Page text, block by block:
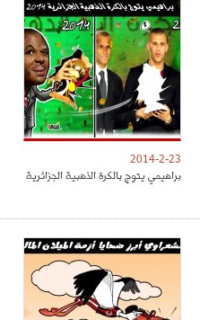
2014-2-23
براهيمي يتوج بالكرة الذهبية الجزائرية